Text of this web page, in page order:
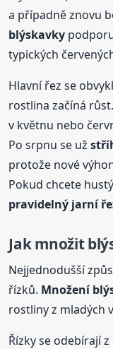
a případně znovu
blýskavky
typických
Hlavní řez se
rostlina začíná
v květnu nebo
Po srpnu se už
protože nové
Pokud chcete
pravidelný jarní
Jak množit
Nejjednodušší
řízků. Množení
rostliny z mladých
Řízky se odebírají